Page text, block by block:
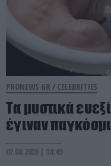
PRONEWS.GR / CELEBRITIES
Τα μυστικά
έγιναν
07.08.2026 | 18:49